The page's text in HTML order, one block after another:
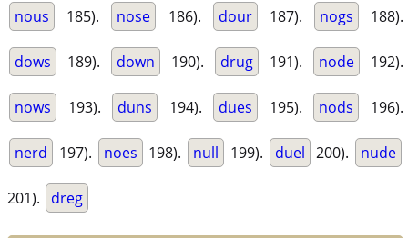
nous 185). nose 186). dour 187). nogs 188).
dows 189). down 190). drug 191). node 192).
nows 193). duns 194). dues 195). nods 196).
nerd 197). noes 198). null 199). duel 200). nude
201). dreg